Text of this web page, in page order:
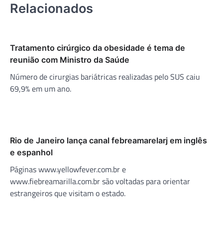
Relacionados
Tratamento cirúrgico da obesidade é tema de
reunião com Ministro da Saúde
Número de cirurgias bariátricas realizadas pelo SUS caiu
69,9% em um ano.
Rio de Janeiro lança canal febreamarelarj em inglês
e espanhol
Páginas www.yellowfever.com.br e
www.fiebreamarilla.com.br são voltadas para orientar
estrangeiros que visitam o estado.